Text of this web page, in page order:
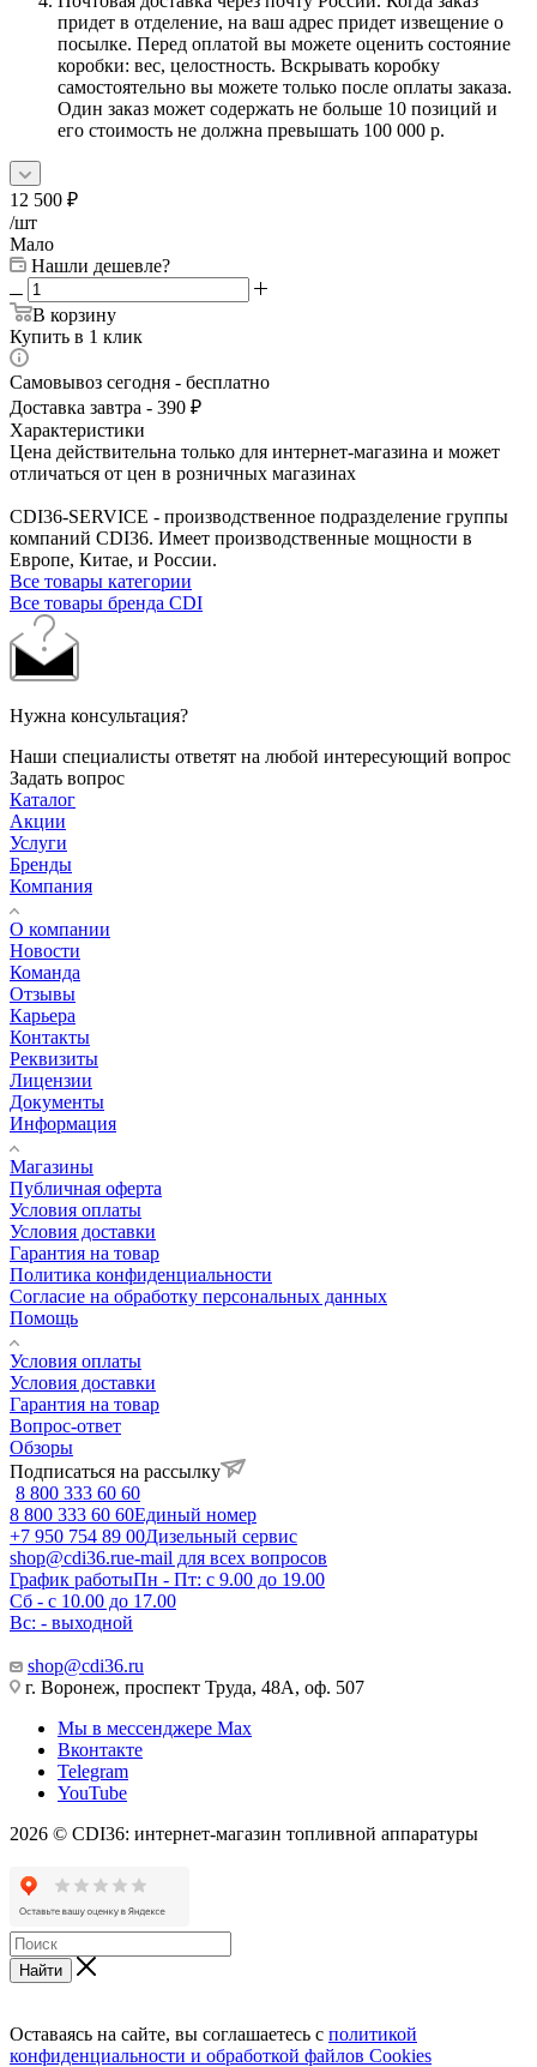
придет в отделение, на ваш адрес придет извещение о
посылке. Перед оплатой вы можете оценить состояние
коробки: вес, целостность. Вскрывать коробку
самостоятельно вы можете только после оплаты заказа.
Один заказ может содержать не больше 10 позиций и
его стоимость не должна превышать 100 000 р.
12 500 ₽
/шт
Мало
Нашли дешевле?
В корзину
Купить в 1 клик
Самовывоз сегодня - бесплатно
Доставка завтра - 390 ₽
Характеристики
Цена действительна только для интернет-магазина и может
отличаться от цен в розничных магазинах
CDI36-SERVICE - производственное подразделение группы
компаний CDI36. Имеет производственные мощности в
Европе, Китае, и России.
Все товары категории
Все товары бренда CDI
Нужна консультация?
Наши специалисты ответят на любой интересующий вопрос
Задать вопрос
Каталог
Акции
Услуги
Бренды
Компания
О компании
Новости
Команда
Отзывы
Карьера
Контакты
Реквизиты
Лицензии
Документы
Информация
Магазины
Публичная оферта
Условия оплаты
Условия доставки
Гарантия на товар
Политика конфиденциальности
Согласие на обработку персональных данных
Помощь
Условия оплаты
Условия доставки
Гарантия на товар
Вопрос-ответ
Обзоры
Подписаться на рассылку
8 800 333 60 60
8 800 333 60 60Единый номер
+7 950 754 89 00Дизельный сервис
shop@cdi36.rue-mail для всех вопросов
График работыПн - Пт: с 9.00 до 19.00
Сб - с 10.00 до 17.00
Вс: - выходной
shop@cdi36.ru
г. Воронеж, проспект Труда, 48А, оф. 507
Мы в мессенджере Max
Вконтакте
Telegram
YouTube
2026 © CDI36: интернет-магазин топливной аппаратуры
Найти
Оставаясь на сайте, вы соглашаетесь с политикой
конфиденциальности и обработкой файлов Cookies